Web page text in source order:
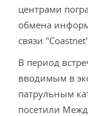
центрами
обмена
связи
В период
вводимым в
патрульным
посетили